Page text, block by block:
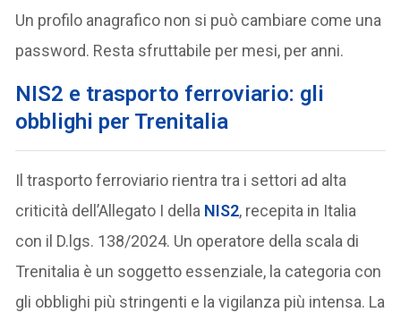
Un profilo anagrafico non si può cambiare come una
password. Resta sfruttabile per mesi, per anni.
NIS2 e trasporto ferroviario: gli
obblighi per Trenitalia
Il trasporto ferroviario rientra tra i settori ad alta
criticità dell’Allegato I della NIS2, recepita in Italia
con il D.lgs. 138/2024. Un operatore della scala di
Trenitalia è un soggetto essenziale, la categoria con
gli obblighi più stringenti e la vigilanza più intensa. La